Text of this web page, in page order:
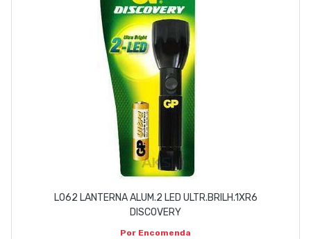
L062 LANTERNA ALUM.2 LED ULTR.BRILH.1XR6
DISCOVERY
Por Encomenda